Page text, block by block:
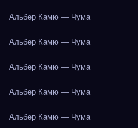
Альбер Камю — Чума
Альбер Камю — Чума
Альбер Камю — Чума
Альбер Камю — Чума
Альбер Камю — Чума